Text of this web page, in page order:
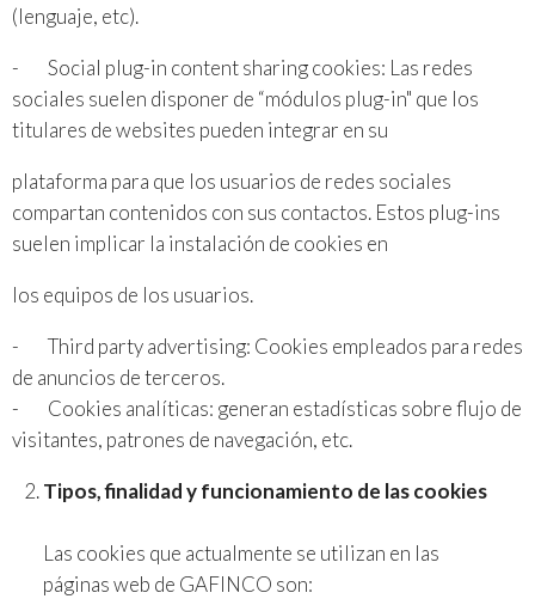
(lenguaje, etc).
- Social plug-in content sharing cookies: Las redes
sociales suelen disponer de “módulos plug-in" que los
titulares de websites pueden integrar en su
plataforma para que los usuarios de redes sociales
compartan contenidos con sus contactos. Estos plug-ins
suelen implicar la instalación de cookies en
los equipos de los usuarios.
- Third party advertising: Cookies empleados para redes
de anuncios de terceros.
- Cookies analíticas: generan estadísticas sobre flujo de
visitantes, patrones de navegación, etc.
Tipos, finalidad y funcionamiento de las cookies
Las cookies que actualmente se utilizan en las
páginas web de GAFINCO son: